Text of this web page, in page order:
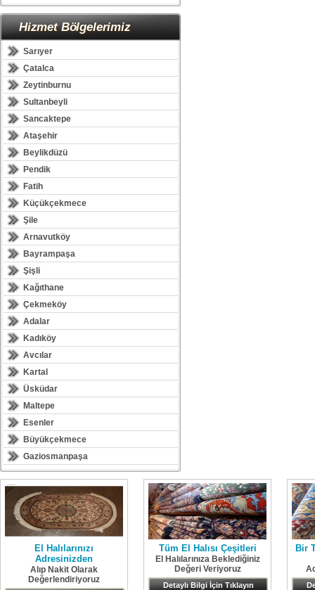
Hizmet Bölgelerimiz
Sarıyer
Çatalca
Zeytinburnu
Sultanbeyli
Sancaktepe
Ataşehir
Beylikdüzü
Pendik
Fatih
Küçükçekmece
Şile
Arnavutköy
Bayrampaşa
Şişli
Kağıthane
Çekmeköy
Adalar
Kadıköy
Avcılar
Kartal
Üsküdar
Maltepe
Esenler
Büyükçekmece
Gaziosmanpaşa
El Halılarınızı
Adresinizden
Alıp Nakit Olarak
Değerlendiriyoruz
Tüm El Halısı Çeşitleri
El Halılarınıza Beklediğiniz
Değeri Veriyoruz
Detaylı Bilgi İçin Tıklayın
Bir